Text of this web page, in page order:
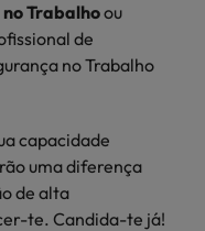
Trabalhoou
de
no Trabalho
capacidade
uma diferença
de alta
te. Candida-te já!